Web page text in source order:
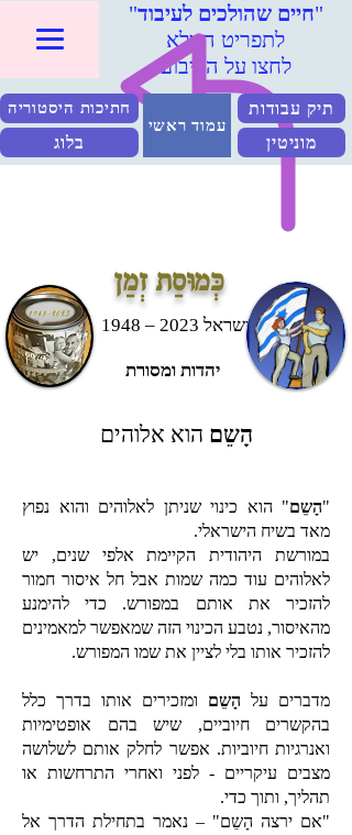
"חיים שהולכים לעיבוד"
לתפריט המלא
לחצו על הריבוע
חתיכות היסטוריה
בלוג
עמוד ראשי
תיק עבודות
מוניטין
כְּמוּסַת זְמַן
ישראל 2023 – 1948
יהדות ומסורת
הָשֵם הוא אלוהים
"הָשֵם" הוא כינוי שניתן לאלוהים והוא נפוץ
מאד בשיח הישראלי.
במורשת היהודית הקיימת אלפי שנים, יש
לאלוהים עוד כמה שמות אבל חל איסור חמור
להזכיר את אותם במפורש. כדי להימנע
מהאיסור, נטבע הכינוי הזה שמאפשר למאמינים
להזכיר אותו בלי לציין את שמו המפורש.
מדברים על הָשֵם ומזכירים אותו בדרך כלל
בהקשרים חיוביים, שיש בהם אופטימיות
ואנרגיות חיוביות. אפשר לחלק אותם לשלושה
מצבים עיקריים - לפני ואחרי התרחשות או
תהליך, ותוך כדי.
"אם ירצה הָשֵם" – נאמר בתחילת הדרך אל